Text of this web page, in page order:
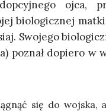
ojca,
bio­lo­gicz­nej
Swo­je­go
poznał dopie­ro w
się do woj­ska,